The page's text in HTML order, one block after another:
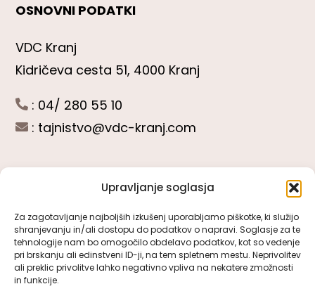
Upravljanje soglasja
Za zagotavljanje najboljših izkušenj uporabljamo piškotke, ki služijo
shranjevanju in/ali dostopu do podatkov o napravi. Soglasje za te
tehnologije nam bo omogočilo obdelavo podatkov, kot so vedenje
pri brskanju ali edinstveni ID-ji, na tem spletnem mestu. Neprivolitev
ali preklic privolitve lahko negativno vpliva na nekatere zmožnosti
in funkcije.
OSNOVNI PODATKI
VDC Kranj
Kidričeva cesta 51, 4000 Kranj
: 04/ 280 55 10
: tajnistvo@vdc-kranj.com
Toggle
Navigation
Predstavitev VDC Kranj
SLEDITE NAM